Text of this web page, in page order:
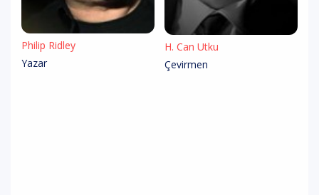
Philip Ridley
Yazar
H. Can Utku
Çevirmen